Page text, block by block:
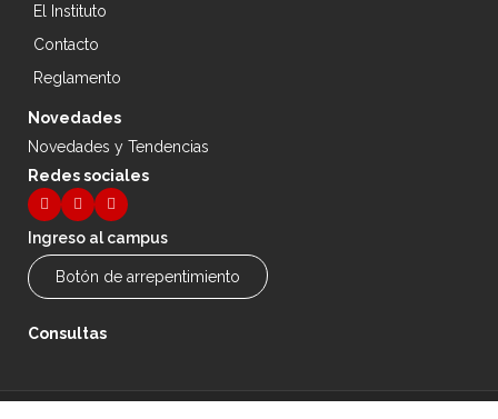
El Instituto
Contacto
Reglamento
Novedades
Novedades y Tendencias
Redes sociales
Ingreso al campus
Botón de arrepentimiento
Consultas